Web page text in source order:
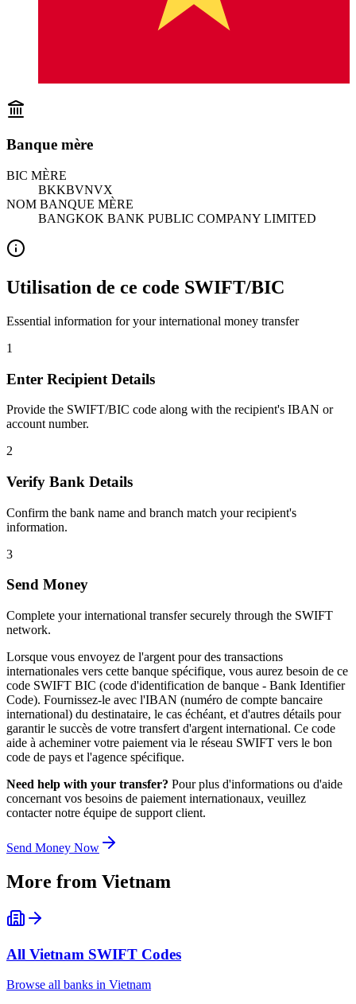
Banque mère
BIC MÈRE
BKKBVNVX
NOM BANQUE MÈRE
BANGKOK BANK PUBLIC COMPANY LIMITED
Utilisation de ce code SWIFT/BIC
Essential information for your international money transfer
1
Enter Recipient Details
Provide the SWIFT/BIC code along with the recipient's IBAN or
account number.
2
Verify Bank Details
Confirm the bank name and branch match your recipient's
information.
3
Send Money
Complete your international transfer securely through the SWIFT
network.
Lorsque vous envoyez de l'argent pour des transactions
internationales vers cette banque spécifique, vous aurez besoin de ce
code SWIFT BIC (code d'identification de banque - Bank Identifier
Code). Fournissez-le avec l'IBAN (numéro de compte bancaire
international) du destinataire, le cas échéant, et d'autres détails pour
garantir le succès de votre transfert d'argent international. Ce code
aide à acheminer votre paiement via le réseau SWIFT vers le bon
code de pays et l'agence spécifique.
Need help with your transfer? Pour plus d'informations ou d'aide
concernant vos besoins de paiement internationaux, veuillez
contacter notre équipe de support client.
Send Money Now
More from Vietnam
All Vietnam SWIFT Codes
Browse all banks in Vietnam